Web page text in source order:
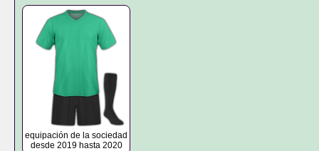
equipación de la sociedad
desde 2019 hasta 2020